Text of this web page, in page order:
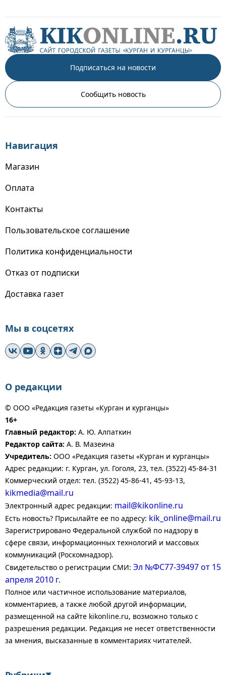
Подписаться на новости
Сообщить новость
Навигация
Магазин
Оплата
Контакты
Пользовательское соглашение
Политика конфиденциальности
Отказ от подписки
Доставка газет
Мы в соцсетях
О редакции
© ООО «Редакция газеты «Курган и курганцы»
16+
Главный редактор: А. Ю. Алпаткин
Редактор сайта: А. В. Мазеина
Учредитель: ООО «Редакция газеты «Курган и курганцы»
Адрес редакции: г. Курган, ул. Гоголя, 23, тел. (3522) 45-84-31
Коммерческий отдел: тел. (3522) 45-86-41, 45-93-13,
kikmedia@mail.ru
Электронный адрес редакции: mail@kikonline.ru
Есть новость? Присылайте ее по адресу: kik_online@mail.ru
Зарегистрировано Федеральной службой по надзору в
сфере связи, информационных технологий и массовых
коммуникаций (Роскомнадзор).
Свидетельство о регистрации СМИ: Эл №ФС77-39497 от 15
апреля 2010 г.
Полное или частичное использование материалов,
комментариев, а также любой другой информации,
размещенной на сайте kikonline.ru, возможно только с
разрешения редакции. Редакция не несет ответственности
за мнения, высказанные в комментариях читателей.